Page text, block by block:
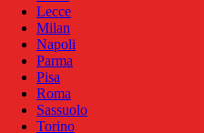
Lecce
Milan
Napoli
Parma
Pisa
Roma
Sassuolo
Torino